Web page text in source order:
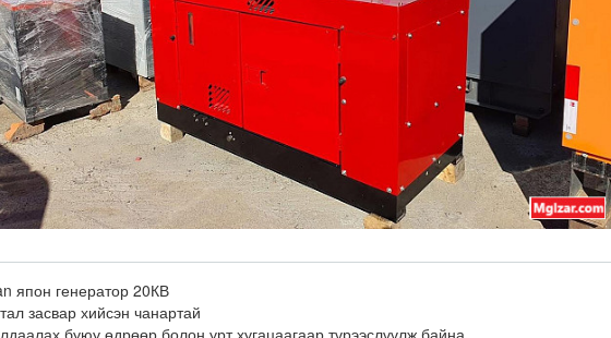
япон генератор 20КВ
засвар хийсэн чанартай
буюу өдрөөр болон урт хугацаагаар түрээслүүлж байна.